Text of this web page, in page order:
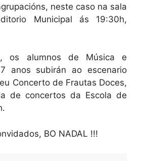
neste caso na sala
Municipal ás 19:30h,
os alumnos de Música e
anos subirán ao escenario
Concerto de Frautas Doces,
de concertos da Escola de
BO NADAL !!!